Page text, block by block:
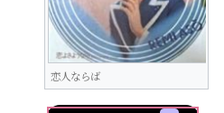
恋人ならば